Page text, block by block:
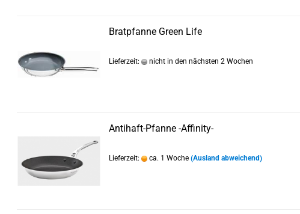
Bratpfanne Green Life
Lieferzeit: nicht in den nächsten 2 Wochen
Antihaft-Pfanne -Affinity-
Lieferzeit: ca. 1 Woche (Ausland abweichend)